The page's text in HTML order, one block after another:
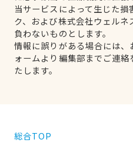
当サービスによって生じた
ク、および株式会社ウェル
負わないものとします。
情報に誤りがある場合には
ォームより編集部までご連
たします。
総合TOP